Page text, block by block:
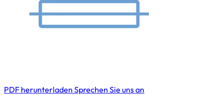
PDF herunterladen Sprechen Sie uns an